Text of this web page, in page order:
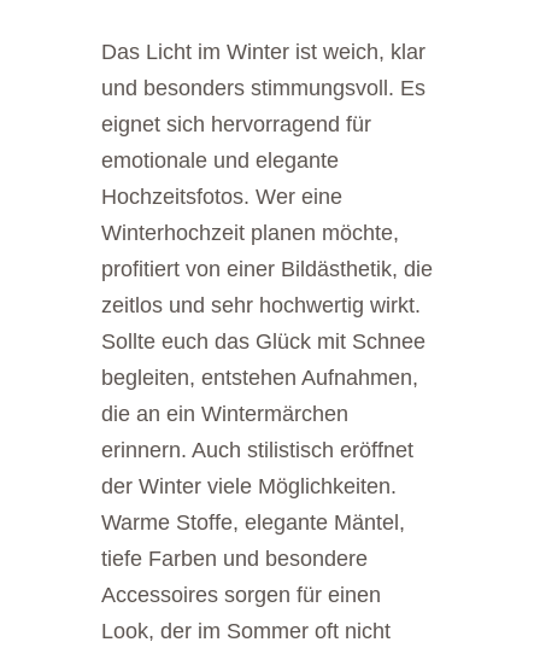
Das Licht im Winter ist weich, klar
und besonders stimmungsvoll. Es
eignet sich hervorragend für
emotionale und elegante
Hochzeitsfotos. Wer eine
Winterhochzeit planen möchte,
profitiert von einer Bildästhetik, die
zeitlos und sehr hochwertig wirkt.
Sollte euch das Glück mit Schnee
begleiten, entstehen Aufnahmen,
die an ein Wintermärchen
erinnern. Auch stilistisch eröffnet
der Winter viele Möglichkeiten.
Warme Stoffe, elegante Mäntel,
tiefe Farben und besondere
Accessoires sorgen für einen
Look, der im Sommer oft nicht